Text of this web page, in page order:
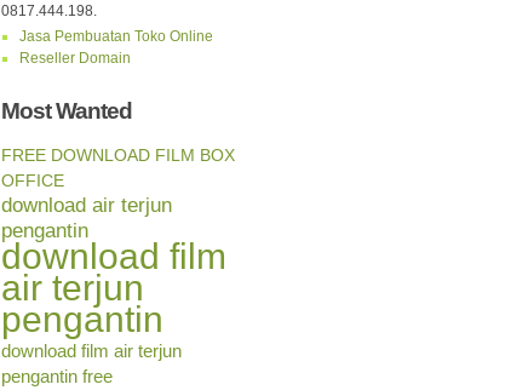
0817.444.198.
Jasa Pembuatan Toko Online
Reseller Domain
Most Wanted
FREE DOWNLOAD FILM BOX
OFFICE
download air terjun
pengantin
download film
air terjun
pengantin
download film air terjun
pengantin free